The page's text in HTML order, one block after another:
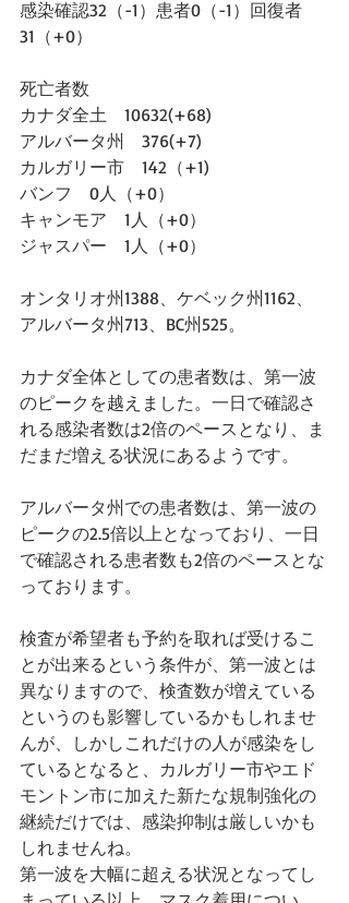
感染確認32（-1）患者0（-1）回復者
31（+0）
死亡者数
カナダ全土　10632(+68)
アルバータ州　376(+7)
カルガリー市　142（+1)
バンフ　0人（+0）
キャンモア　1人（+0）
ジャスパー　1人（+0）
オンタリオ州1388、ケベック州1162、
アルバータ州713、BC州525。
カナダ全体としての患者数は、第一波
のピークを越えました。一日で確認さ
れる感染者数は2倍のペースとなり、ま
だまだ増える状況にあるようです。
アルバータ州での患者数は、第一波の
ピークの2.5倍以上となっており、一日
で確認される患者数も2倍のペースとな
っております。
検査が希望者も予約を取れば受けるこ
とが出来るという条件が、第一波とは
異なりますので、検査数が増えている
というのも影響しているかもしれませ
んが、しかしこれだけの人が感染をし
ているとなると、カルガリー市やエド
モントン市に加えた新たな規制強化の
継続だけでは、感染抑制は厳しいかも
しれませんね。
第一波を大幅に超える状況となってし